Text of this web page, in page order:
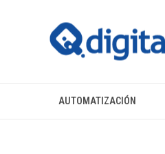
AUTOMATIZACIÓN